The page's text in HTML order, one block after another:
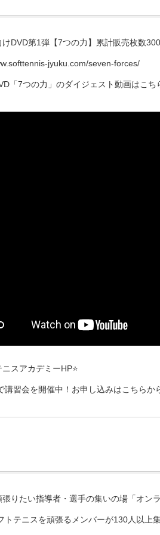
けDVD第1弾【7つの力】累計販売枚数
jyuku.com/seven-forces/
「7つの力」のダイジェスト動画はこち
ニスアカデミーHP⭐️
講習会を開催中！お申し込みはこちらか
張りたい指導者・選手の集いの場「オン
トテニスを頑張るメンバーが130人以上集